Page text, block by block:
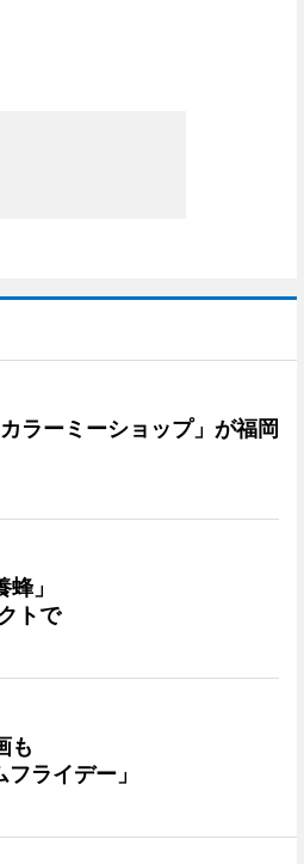
ラーミーショップ」が福岡
」
トで
も
ライデー」